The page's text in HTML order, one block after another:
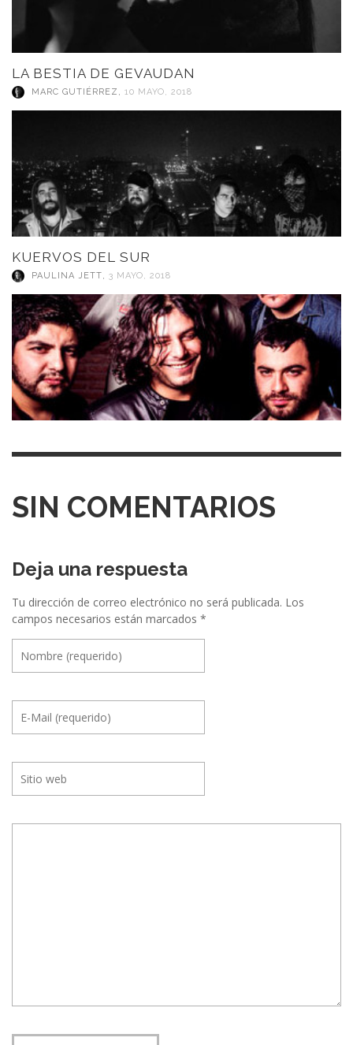
LA BESTIA DE GEVAUDAN
MARC GUTIÉRREZ , 10 MAYO, 2018
KUERVOS DEL SUR
PAULINA JETT, 3 MAYO, 2018
SIN COMENTARIOS
Deja una respuesta
Tu dirección de correo electrónico no será publicada. Los
campos necesarios están marcados *